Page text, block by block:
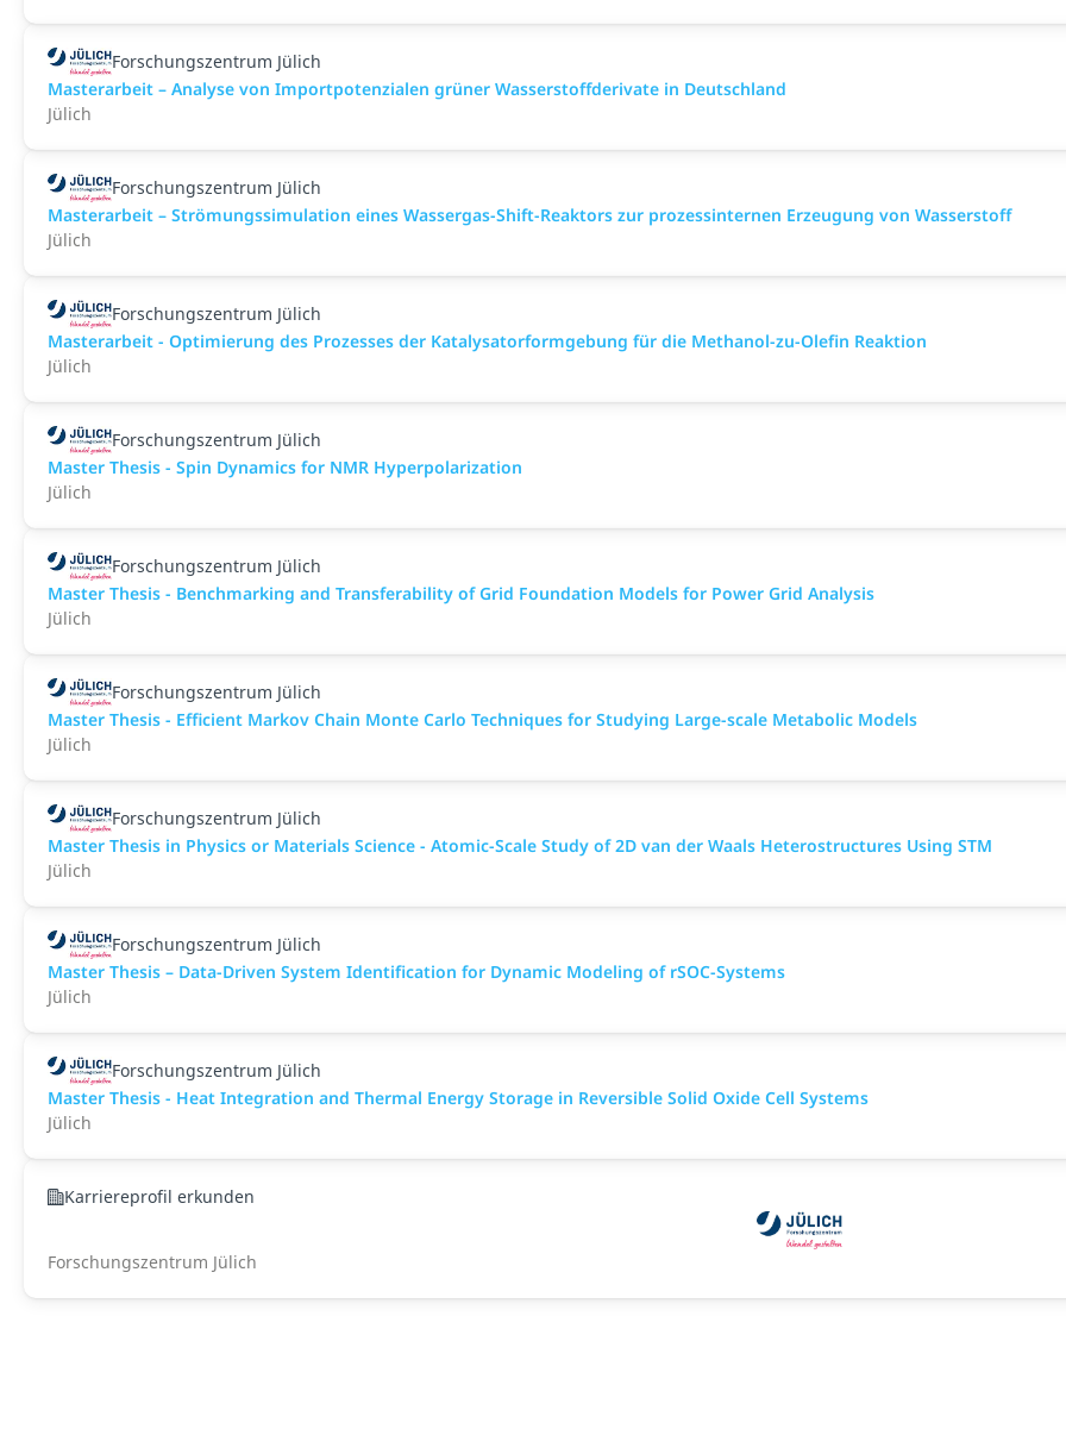
Forschungszentrum Jülich
Masterarbeit – Analyse von Importpotenzialen grüner Wasserstoffderivate in Deutschland
Jülich
Forschungszentrum Jülich
Masterarbeit – Strömungssimulation eines Wassergas-Shift-Reaktors zur prozessinternen Erzeugung von Wasserstoff
Jülich
Forschungszentrum Jülich
Masterarbeit - Optimierung des Prozesses der Katalysatorformgebung für die Methanol-zu-Olefin Reaktion
Jülich
Forschungszentrum Jülich
Master Thesis - Spin Dynamics for NMR Hyperpolarization
Jülich
Forschungszentrum Jülich
Master Thesis - Benchmarking and Transferability of Grid Foundation Models for Power Grid Analysis
Jülich
Forschungszentrum Jülich
Master Thesis - Efficient Markov Chain Monte Carlo Techniques for Studying Large-scale Metabolic Models
Jülich
Forschungszentrum Jülich
Master Thesis in Physics or Materials Science - Atomic-Scale Study of 2D van der Waals Heterostructures Using STM
Jülich
Forschungszentrum Jülich
Master Thesis – Data-Driven System Identification for Dynamic Modeling of rSOC-Systems
Jülich
Forschungszentrum Jülich
Master Thesis - Heat Integration and Thermal Energy Storage in Reversible Solid Oxide Cell Systems
Jülich
Karriereprofil erkunden
Forschungszentrum Jülich